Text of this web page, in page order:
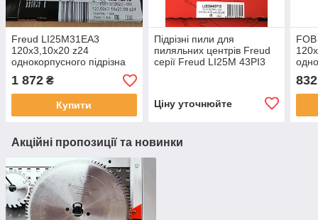
Freud LI25M31EA3
120х3,10х20 z24
однокорпусного підрізна
пила по ДСП (Італія)
1 872 ₴
Купити
Підрізні пили для
пиляльних центрів Freud
серії Freud LI25M 43PI3
Ціну уточнюйте
FOB
832
Акційні пропозиції та новинки